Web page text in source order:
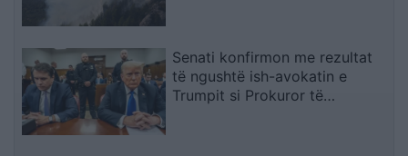
Senati konfirmon me rezultat
të ngushtë ish-avokatin e
Trumpit si Prokuror të